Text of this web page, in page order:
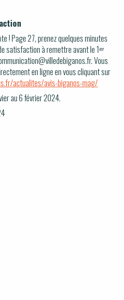
! Page 27, prenez quelques minutes
satisfaction à remettre avant le 1ᵉʳ
Vous
en ligne en vous cliquant sur
actualites/avis-biganos-mag/
au 6 février 2024.